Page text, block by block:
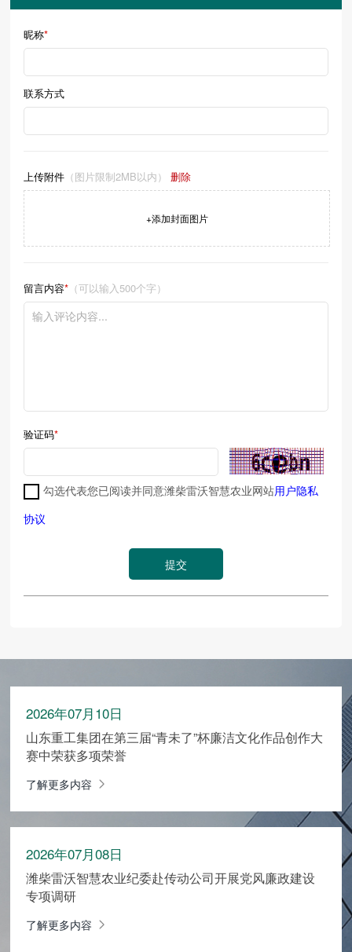
昵称*
联系方式
上传附件 （图片限制2MB以内） 删除
+添加封面图片
留言内容* （可以输入500个字）
验证码*
勾选代表您已阅读并同意潍柴雷沃智慧农业网站用户隐私
协议
提交
2026年07月10日
山东重工集团在第三届“青未了”杯廉洁文化作品创作大
赛中荣获多项荣誉
了解更多内容
2026年07月08日
潍柴雷沃智慧农业纪委赴传动公司开展党风廉政建设
专项调研
了解更多内容